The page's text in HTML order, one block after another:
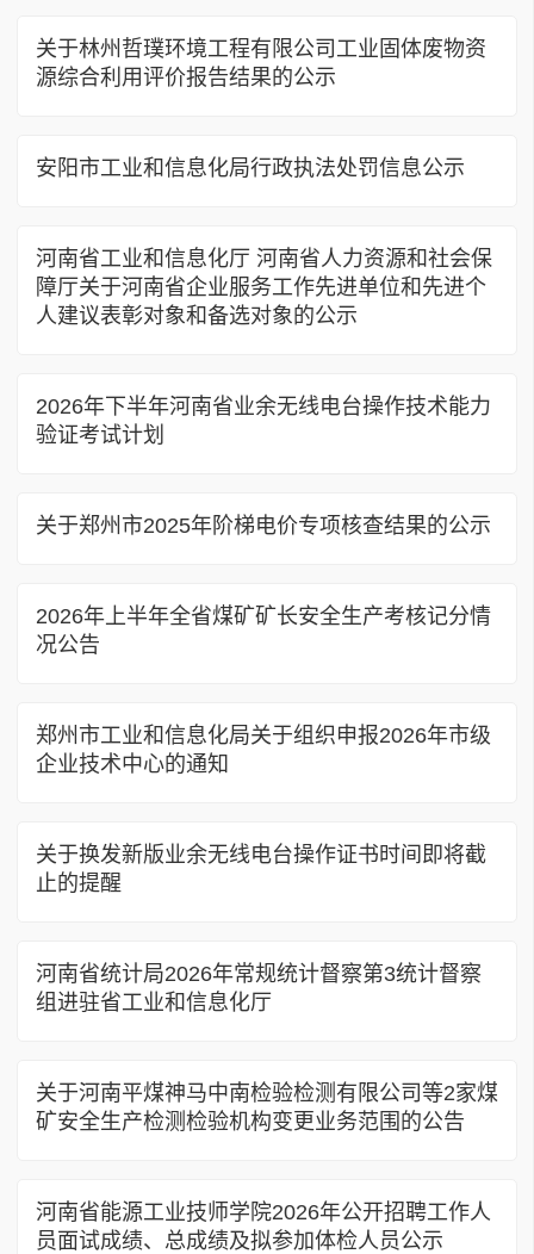
关于林州哲璞环境工程有限公司工业固体废物资
源综合利用评价报告结果的公示
安阳市工业和信息化局行政执法处罚信息公示
河南省工业和信息化厅 河南省人力资源和社会保
障厅关于河南省企业服务工作先进单位和先进个
人建议表彰对象和备选对象的公示
2026年下半年河南省业余无线电台操作技术能力
验证考试计划
关于郑州市2025年阶梯电价专项核查结果的公示
2026年上半年全省煤矿矿长安全生产考核记分情
况公告
郑州市工业和信息化局关于组织申报2026年市级
企业技术中心的通知
关于换发新版业余无线电台操作证书时间即将截
止的提醒
河南省统计局2026年常规统计督察第3统计督察
组进驻省工业和信息化厅
关于河南平煤神马中南检验检测有限公司等2家煤
矿安全生产检测检验机构变更业务范围的公告
河南省能源工业技师学院2026年公开招聘工作人
员面试成绩、总成绩及拟参加体检人员公示